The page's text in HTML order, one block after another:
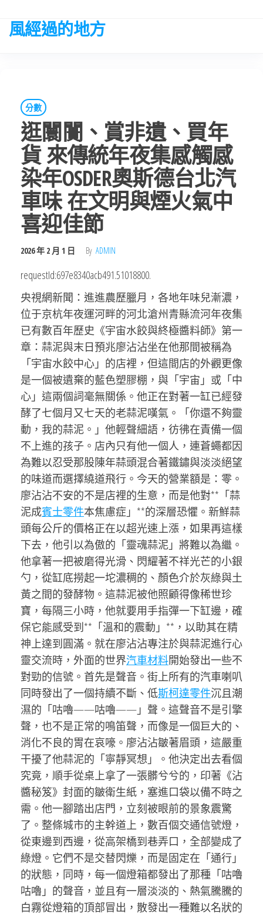
the
風經過的地方
分數
逛闤闠、賞非遺、買年
貨 來傳統年夜集感觸感
染年OSDER奧斯德台北汽
車味 在文明與煙火氣中
喜迎佳節
2026 年 2 月 1 日 By ADMIN
requestId:697e8340acb491.51018800.
央視網新聞：進進農歷臘月，各地年味兒漸濃，
位于京杭年夜運河畔的河北滄州青縣流河年夜集
已有數百年歷史《宇宙水餃與終極醬料師》第一
章：蒜泥與末日預兆廖沾沾坐在他那間被稱為
「宇宙水餃中心」的店裡，但這間店的外觀更像
是一個被遺棄的藍色塑膠棚，與「宇宙」或「中
心」這兩個詞毫無關係。他正在對著一缸已經發
酵了七個月又七天的老蒜泥嘆氣。「你還不夠靈
動，我的蒜泥。」他輕聲細語，彷彿在責備一個
不上進的孩子。店內只有他一個人，連蒼蠅都因
為難以忍受那股陳年蒜頭混合著鐵鏽與淡淡絕望
的味道而選擇繞道飛行。今天的營業額是：零。
廖沾沾不安的不是店裡的生意，而是他對**「蒜
泥成賓士零件本焦慮症」**的深層恐懼。新鮮蒜
頭每公斤的價格正在以超光速上漲，如果再這樣
下去，他引以為傲的「靈魂蒜泥」將難以為繼。
他拿著一把被磨得光滑、閃耀著不祥光芒的小銀
勺，從缸底撈起一坨濃稠的、顏色介於灰綠與土
黃之間的發酵物。這蒜泥被他照顧得像稀世珍
寶，每隔三小時，他就要用手指彈一下缸邊，確
保它能感受到**「溫和的震動」**，以助其在精
神上達到圓滿。就在廖沾沾專注於與蒜泥進行心
靈交流時，外面的世界汽車材料開始發出一些不
對勁的信號。首先是聲音。街上所有的汽車喇叭
同時發出了一個持續不斷、低斯柯達零件沉且潮
濕的「咕嚕——咕嚕——」聲。這聲音不是引擎
聲，也不是正常的鳴笛聲，而像是一個巨大的、
消化不良的胃在哀嚎。廖沾沾皺著眉頭，這嚴重
干擾了他蒜泥的「寧靜冥想」。他決定出去看個
究竟，順手從桌上拿了一張髒兮兮的，印著《沾
醬秘笈》封面的皺衛生紙，塞進口袋以備不時之
需。他一腳踏出店門，立刻被眼前的景象震驚
了。整條城市的主幹道上，數百個交通信號燈，
從東邊到西邊，從高架橋到巷弄口，全部變成了
綠燈。它們不是交替閃爍，而是固定在「通行」
的狀態，同時，每一個燈箱都發出了那種「咕嚕
咕嚕」的聲音，並且有一層淡淡的、熱氣騰騰的
白霧從燈箱的頂部冒出，散發出一種難以名狀的